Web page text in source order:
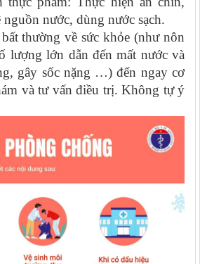
nguồn nước, dùng nước sạch.
thường về sức khỏe (như nôn
lượng lớn dẫn đến mất nước và
gây sốc nặng …) đến ngay cơ
và tư vấn điều trị. Không tự ý